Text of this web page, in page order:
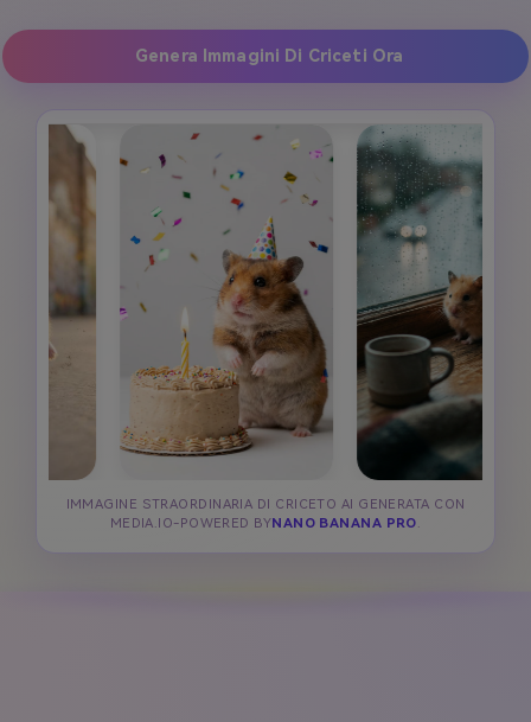
Genera Immagini Di Criceti Ora
IMMAGINE STRAORDINARIA DI CRICETO AI GENERATA CON
MEDIA.IO-POWERED BYNANO BANANA PRO.